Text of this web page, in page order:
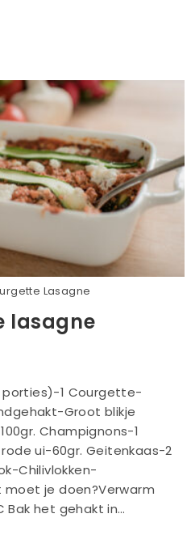
Lasagne
lasagne
porties)-1 Courgette-
Groot blikje
Champignons-1
ui-60gr. Geitenkaas-2
Chilivlokken-
je doen?Verwarm
Bak het gehakt in…